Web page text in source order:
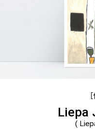
Liepa
(